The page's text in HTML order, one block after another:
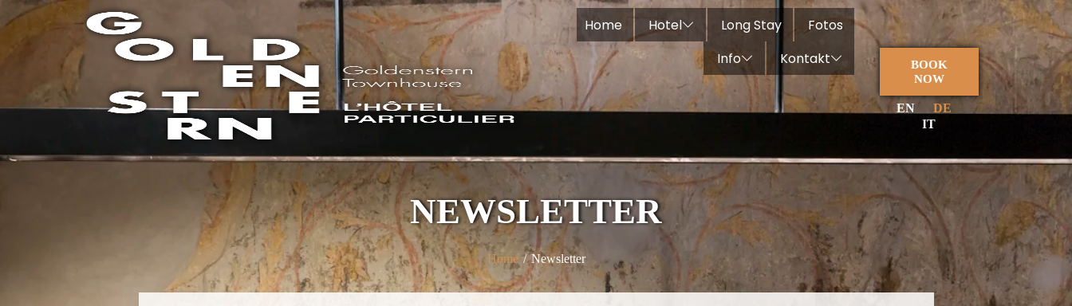
Home Hotel Long Stay
Fotos
Info
Kontakt
BOOK
NOW
EN
DE
IT
NEWSLETTER
Home / Newsletter